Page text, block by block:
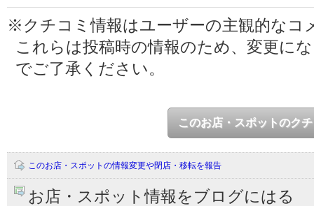
※クチコミ情報はユーザーの主観的なコ
これらは投稿時の情報のため、変更に
でご了承ください。
このお店・スポットのク
このお店・スポットの情報変更や閉店・移転を報告
お店・スポット情報をブログにはる